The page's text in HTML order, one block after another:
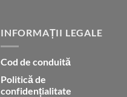
INFORMAȚII LEGALE
Cod de conduită
Politică de
confidențialitate